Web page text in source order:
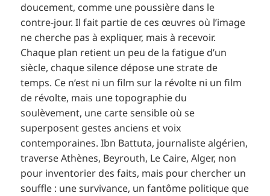
doucement, comme une poussière dans le
contre-jour. Il fait partie de ces œuvres où l’image
ne cherche pas à expliquer, mais à recevoir.
Chaque plan retient un peu de la fatigue d’un
siècle, chaque silence dépose une strate de
temps. Ce n’est ni un film sur la révolte ni un film
de révolte, mais une topographie du
soulèvement, une carte sensible où se
superposent gestes anciens et voix
contemporaines. Ibn Battuta, journaliste algérien,
traverse Athènes, Beyrouth, Le Caire, Alger, non
pour inventorier des faits, mais pour chercher un
souffle : une survivance, un fantôme politique que